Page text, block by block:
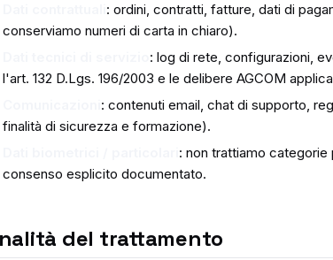
: ordini, contratti, fatture, dati di
conserviamo numeri di carta in chiaro).
: log di rete, configurazioni,
l'art. 132 D.Lgs. 196/2003 e le delibere AGCOM
: contenuti email, chat di supporto,
finalità di sicurezza e formazione).
: non trattiamo
consenso esplicito documentato.
del trattamento